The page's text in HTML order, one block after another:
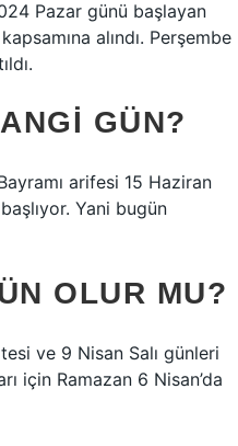
Pazar günü başlayan
alındı. Perşembe
GÜN?
arifesi 15 Haziran
Yani bugün
OLUR MU?
ve 9 Nisan Salı günleri
için Ramazan 6 Nisan’da